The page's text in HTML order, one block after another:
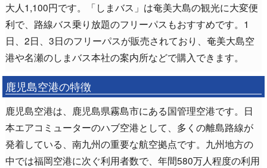
大人1,100円です。「しまバス」は奄美大島の観光に大変便
利で、路線バス乗り放題のフリーパスもおすすめです。1
日、2日、3日のフリーパスが販売されており、奄美大島空
港や名瀬のしまバス本社の案内所などで購入できます。
鹿児島空港の特徴
鹿児島空港は、鹿児島県霧島市にある国管理空港です。日
本エアコミューターのハブ空港として、多くの離島路線が
発着している、南九州の重要な航空拠点です。九州地方の
中では福岡空港に次ぐ利用者数で、年間580万人程度の利用